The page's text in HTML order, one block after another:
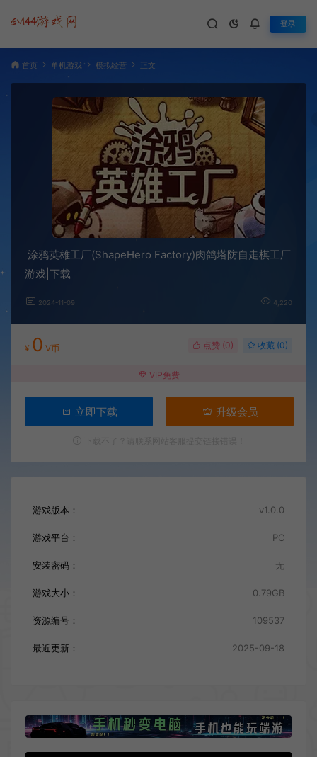
登录
首页 单机游戏 模拟经营 正文
涂鸦英雄工厂(ShapeHero Factory)肉鸽塔防自走棋工厂
游戏|下载
2024-11-09 4,220
¥ 0 V币 点赞 (0) 收藏 (0)
VIP免费
立即下载 升级会员
游戏版本： v1.0.0
游戏平台： PC
安装密码： 无
游戏大小： 0.79GB
资源编号： 109537
最近更新： 2025-09-18